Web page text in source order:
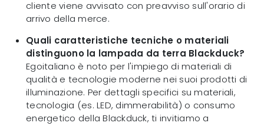
cliente viene avvisato con preavviso sull'orario di
arrivo della merce.
Quali caratteristiche tecniche o materiali
distinguono la lampada da terra Blackduck?
Egoitaliano è noto per l'impiego di materiali di
qualità e tecnologie moderne nei suoi prodotti di
illuminazione. Per dettagli specifici su materiali,
tecnologia (es. LED, dimmerabilità) o consumo
energetico della Blackduck, ti invitiamo a